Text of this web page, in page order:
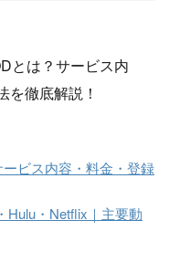
とは？サービス内
を徹底解説！
ービス内容・料金・登録
Hulu・Netflix｜主要動